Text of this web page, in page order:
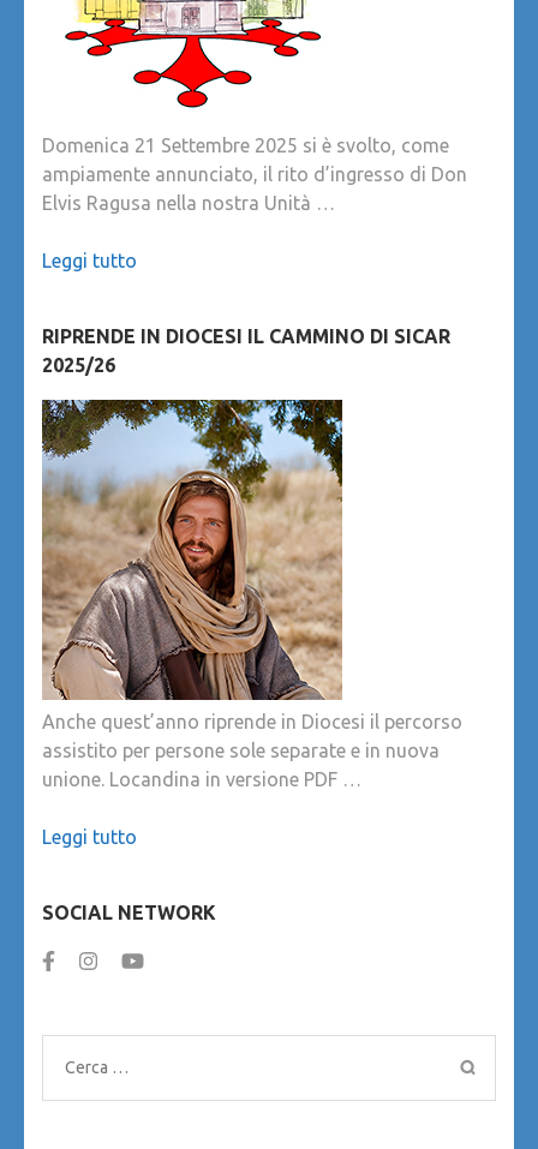
Domenica 21 Settembre 2025 si è svolto, come
ampiamente annunciato, il rito d’ingresso di Don
Elvis Ragusa nella nostra Unità …
Leggi tutto
RIPRENDE IN DIOCESI IL CAMMINO DI SICAR
2025/26
Anche quest’anno riprende in Diocesi il percorso
assistito per persone sole separate e in nuova
unione. Locandina in versione PDF …
Leggi tutto
SOCIAL NETWORK
Ricerca
per: